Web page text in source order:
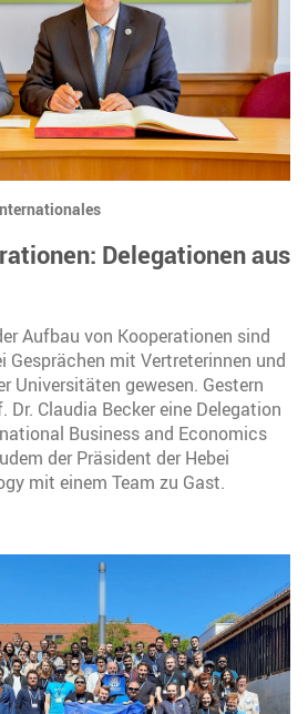
Delegationen aus
Aufbau von Kooperationen sind
Gesprächen mit Vertreterinnen und
Universitäten gewesen. Gestern
Claudia Becker eine Delegation
Business and Economics
der Präsident der Hebei
mit einem Team zu Gast.